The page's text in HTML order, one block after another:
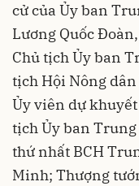
cử của Ủy ban
Lương Quốc
Chủ tịch Ủy ban
tịch Hội Nông
Ủy viên dự
tịch Ủy ban
thứ nhất BCH
Minh; Thượng